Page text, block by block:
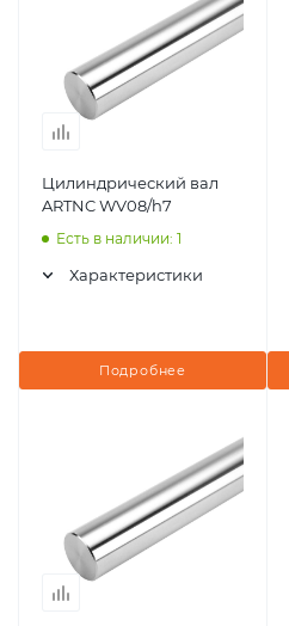
Цилиндрический вал
ARTNC WV08/h7
Есть в наличии: 1
Характеристики
Подробнее